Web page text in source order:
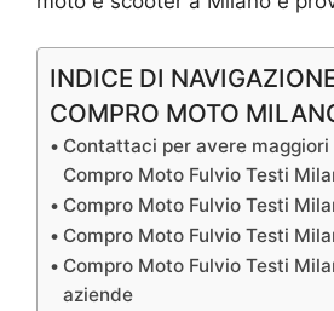
INDICE DI
COMPRO MOTO
Contattaci per avere
Compro Moto Fulvio Testi
Compro Moto Fulvio Testi
Compro Moto Fulvio Testi
Compro Moto Fulvio Testi
aziende